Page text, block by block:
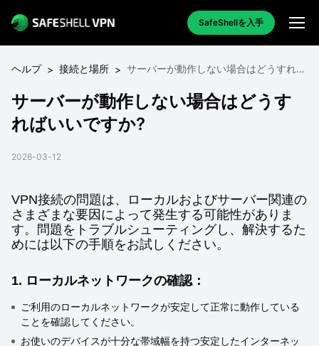
SafeShellを入手
ヘルプ > 接続と場所 > サーバーが動作しない場合はどうすれば
サーバーが動作しない場合はどうす
ればいいですか?
2026-03-12
VPN接続の問題は、ローカルおよびサーバー関連の
さまざまな要因によって発生する可能性がありま
す。問題をトラブルシューティングし、解決するた
めには以下の手順をお試しください。
1. ローカルネットワークの確認：
ご利用のローカルネットワークが安定して正常に動作している
ことを確認してください。
お使いのデバイスが十分な帯域幅を持つ安定したインターネッ